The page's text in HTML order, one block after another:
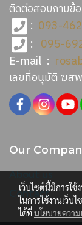
ติดต่อสอบถามข้อ
: 093-
: 095-
E-mail :
เลขที่อนุมัติ ฆ
Our
About us
Contact
เว็บไซต์นี้มีการใ
ในการใช้งานเว็บ
ได้ที่นโยบายควา